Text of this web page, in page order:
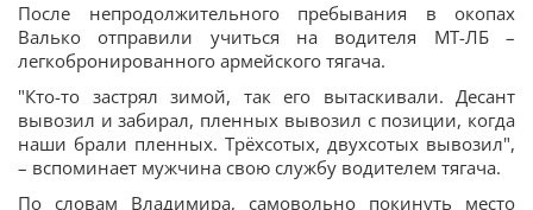
После непродолжительного пребывания в окопах
Валько отправили учиться на водителя МТ-ЛБ –
легкобронированного армейского тягача.
"Кто-то застрял зимой, так его вытаскивали. Десант
вывозил и забирал, пленных вывозил с позиции, когда
наши брали пленных. Трёхсотых, двухсотых вывозил",
– вспоминает мужчина свою службу водителем тягача.
По словам Владимира, самовольно покинуть место